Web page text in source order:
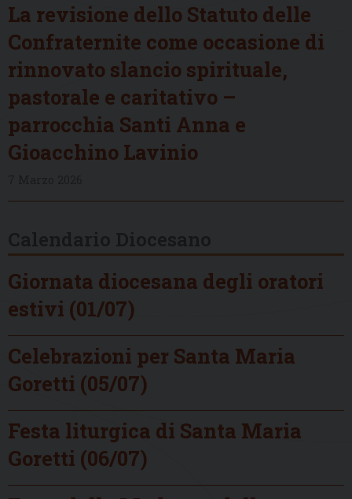
La revisione dello Statuto delle
Confraternite come occasione di
rinnovato slancio spirituale,
pastorale e caritativo –
parrocchia Santi Anna e
Gioacchino Lavinio
Giornata diocesana degli oratori
estivi (01/07)
Celebrazioni per Santa Maria
Goretti (05/07)
Festa liturgica di Santa Maria
Goretti (06/07)